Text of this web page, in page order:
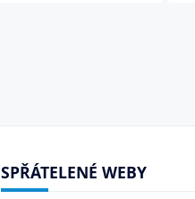
SPŘÁTELENÉ WEBY